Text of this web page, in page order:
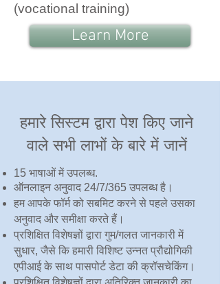
(vocational training)
Learn More
हमारे सिस्टम द्वारा पेश किए जाने
वाले सभी लाभों के बारे में जानें
15 भाषाओं में उपलब्ध.
ऑनलाइन अनुवाद 24/7/365 उपलब्ध है।
हम आपके फॉर्म को सबमिट करने से पहले उसका
अनुवाद और समीक्षा करते हैं।
प्रशिक्षित विशेषज्ञों द्वारा गुम/गलत जानकारी में
सुधार, जैसे कि हमारी विशिष्ट उन्नत प्रौद्योगिकी
एपीआई के साथ पासपोर्ट डेटा की क्रॉसचेकिंग।